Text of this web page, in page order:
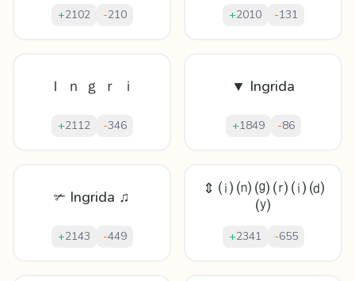
+2102 -210 +2010 -131
Ｉ ｎ ｇ ｒ ｉ
+2112 -346
▼ Ingrida
+1849 -86
✃ Ingrida ♫
+2143 -449
⇕ ⒤ ⒩ ⒢ ⒭ ⒤ ⒟
⒴
+2341 -655